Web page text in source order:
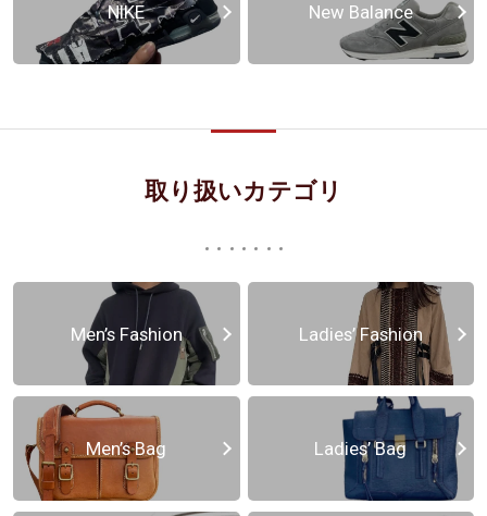
NIKE New Balance
取り扱いカテゴリ
Men’s Fashion Ladies’ Fashion
Men’s Bag Ladies’ Bag